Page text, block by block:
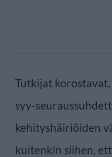
Tutkijat
syy-
kehityshäiriöiden
kuitenkin siihen,